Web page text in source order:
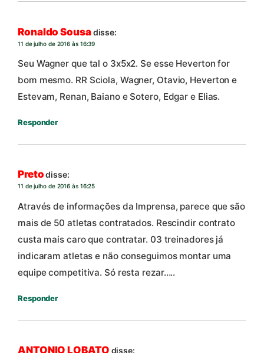
Ronaldo Sousadisse:
11 de julho de 2016 às 16:39
Seu Wagner que tal o 3x5x2. Se esse Heverton for
bom mesmo. RR Sciola, Wagner, Otavio, Heverton e
Estevam, Renan, Baiano e Sotero, Edgar e Elias.
Responder
Preto disse:
11 de julho de 2016 às 16:25
Através de informações da Imprensa, parece que são
mais de 50 atletas contratados. Rescindir contrato
custa mais caro que contratar. 03 treinadores já
indicaram atletas e não conseguimos montar uma
equipe competitiva. Só resta rezar…..
Responder
ANTONIO LOBATO disse: